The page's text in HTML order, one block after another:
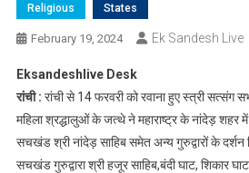
Religious States
February 19, 2024 Ek Sandesh Live
Eksandeshlive Desk
रांची : रांची से 14 फरवरी को रवाना हुए स्त्री सत्संग
महिला श्रद्धालुओं के जत्थे ने महाराष्ट्र के नांदेड़ शहर में
सचखंड श्री नांदेड़ साहिब समेत अन्य गुरुद्वारों के
सचखंड गुरुद्वारा श्री हजूर साहिब,बंदी घाट, शिकार घाट